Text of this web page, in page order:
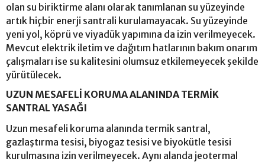
olan su biriktirme alanı olarak tanımlanan su yüzeyinde
artık hiçbir enerji santrali kurulamayacak. Su yüzeyinde
yeni yol, köprü ve viyadük yapımına da izin verilmeyecek.
Mevcut elektrik iletim ve dağıtım hatlarının bakım onarım
çalışmaları ise su kalitesini olumsuz etkilemeyecek şekilde
yürütülecek.
UZUN MESAFELİ KORUMA ALANINDA TERMİK
SANTRAL YASAĞI
Uzun mesafeli koruma alanında termik santral,
gazlaştırma tesisi, biyogaz tesisi ve biyokütle tesisi
kurulmasına izin verilmeyecek. Aynı alanda jeotermal